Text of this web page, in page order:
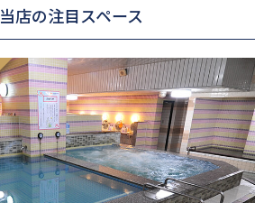
当店の注目スペース